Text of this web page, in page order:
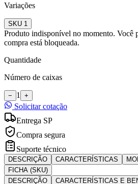
Variações
SKU 1
Produto indisponível no momento. Você
compra está bloqueada.
Quantidade
Número de caixas
− 1 +
Solicitar cotação
Entrega SP
Compra segura
Suporte técnico
DESCRIÇÃO CARACTERÍSTICAS
FICHA (SKU)
DESCRIÇÃO
CARACTERÍSTICAS E